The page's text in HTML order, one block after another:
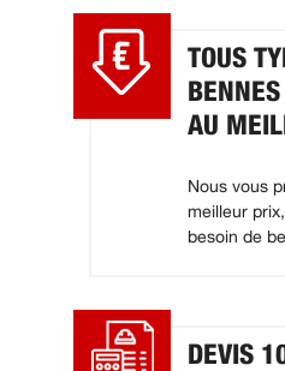
TOUS
BENNES
AU
Nous vous
meilleur
besoin de
DEVIS